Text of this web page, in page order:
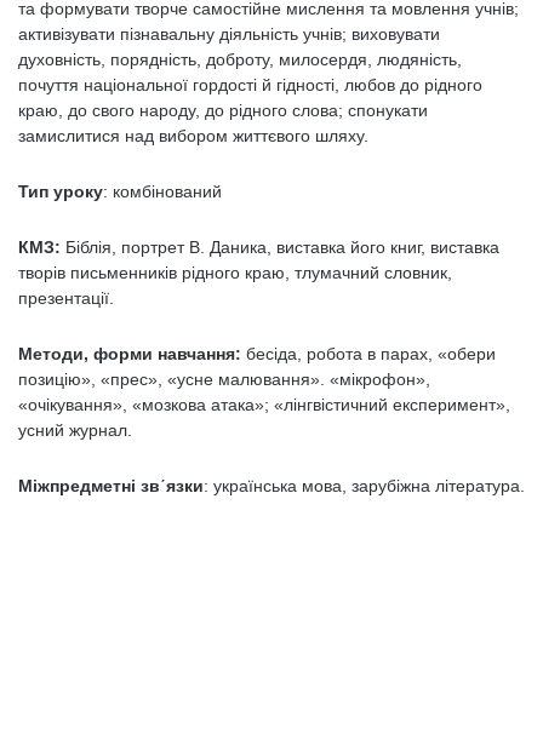
та формувати творче самостійне мислення та мовлення учнів;
активізувати пізнавальну діяльність учнів; виховувати
духовність, порядність, доброту, милосердя, людяність,
почуття національної гордості й гідності, любов до рідного
краю, до свого народу, до рідного слова; спонукати
замислитися над вибором життєвого шляху.
Тип уроку: комбінований
КМЗ: Біблія, портрет В. Даника, виставка його книг, виставка
творів письменників рідного краю, тлумачний словник,
презентації.
Методи, форми навчання: бесіда, робота в парах, «обери
позицію», «прес», «усне малювання». «мікрофон»,
«очікування», «мозкова атака»; «лінгвістичний експеримент»,
усний журнал.
Міжпредметні зв´язки: українська мова, зарубіжна література.